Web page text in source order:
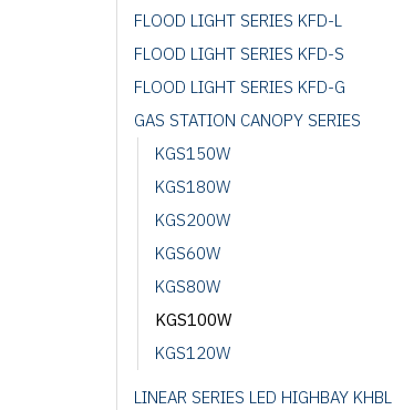
FLOOD LIGHT SERIES KFD-L
FLOOD LIGHT SERIES KFD-S
FLOOD LIGHT SERIES KFD-G
GAS STATION CANOPY SERIES
KGS150W
KGS180W
KGS200W
KGS60W
KGS80W
KGS100W
KGS120W
LINEAR SERIES LED HIGHBAY KHBL